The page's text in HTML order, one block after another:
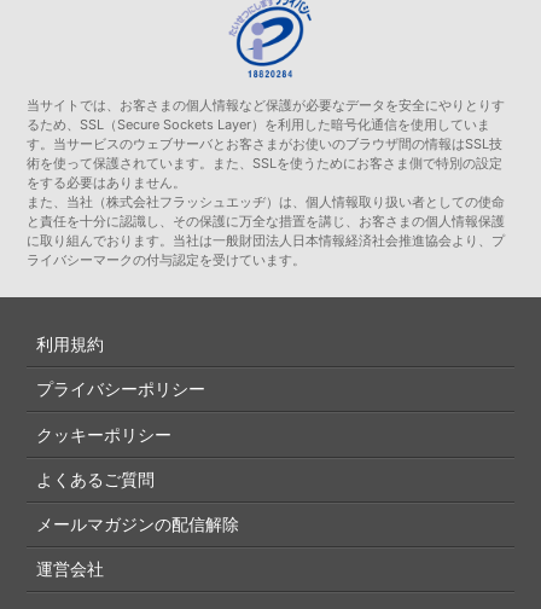
当サイトでは、お客さまの個人情報など保護が必要なデータを安全にやりとりす
るため、SSL（Secure Sockets Layer）を利用した暗号化通信を使用していま
す。当サービスのウェブサーバとお客さまがお使いのブラウザ間の情報はSSL技
術を使って保護されています。また、SSLを使うためにお客さま側で特別の設定
をする必要はありません。
また、当社（株式会社フラッシュエッヂ）は、個人情報取り扱い者としての使命
と責任を十分に認識し、その保護に万全な措置を講じ、お客さまの個人情報保護
に取り組んでおります。当社は一般財団法人日本情報経済社会推進協会より、プ
ライバシーマークの付与認定を受けています。
利用規約
プライバシーポリシー
クッキーポリシー
よくあるご質問
メールマガジンの配信解除
運営会社